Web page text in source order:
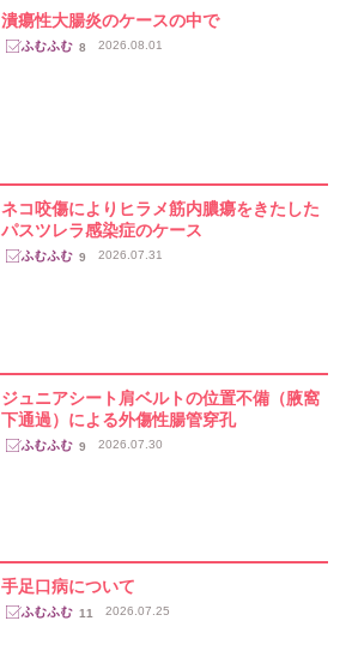
潰瘍性大腸炎のケースの中で
8 2026.08.01
ネコ咬傷によりヒラメ筋内膿瘍をきたした
パスツレラ感染症のケース
9 2026.07.31
ジュニアシート肩ベルトの位置不備（腋窩
下通過）による外傷性腸管穿孔
9 2026.07.30
手足口病について
11 2026.07.25